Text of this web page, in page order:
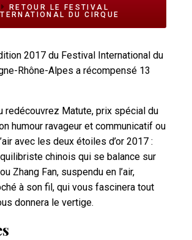
RETOUR LE FESTIVAL
DU CIRQUE
2017 du Festival International du
Rhône-Alpes a récompensé 13
redécouvrez Matute, prix spécial du
humour ravageur et communicatif ou
avec les deux étoiles d’or 2017 :
chinois qui se balance sur
Zhang Fan, suspendu en l’air,
à son fil, qui vous fascinera tout
donnera le vertige.